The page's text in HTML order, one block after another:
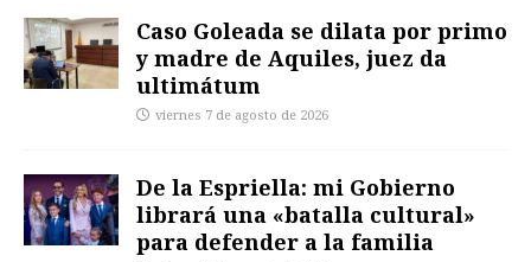
Caso Goleada se dilata por primo
y madre de Aquiles, juez da
ultimátum
viernes 7 de agosto de 2026
De la Espriella: mi Gobierno
librará una «batalla cultural»
para defender a la familia